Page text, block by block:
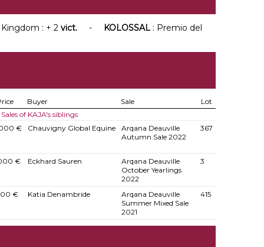
: + 2 vict.- KOLOSSAL : Premio del
Buyer Sale
Lot
Sales of KAJA's siblings
€
Chauvigny Global Equine
Arqana Deauville
Autumn Sale 2022
367
€ Eckhard Sauren
Arqana Deauville
October Yearlings
2022
3
€ Katia Denambride
Arqana Deauville
Summer Mixed Sale
2021
415